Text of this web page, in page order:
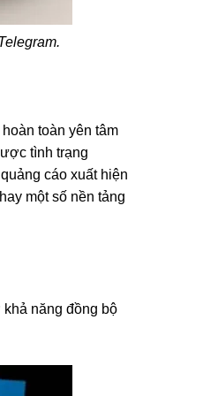
toàn yên tâm
tình trạng
cáo xuất hiện
một số nền tảng
năng đồng bộ